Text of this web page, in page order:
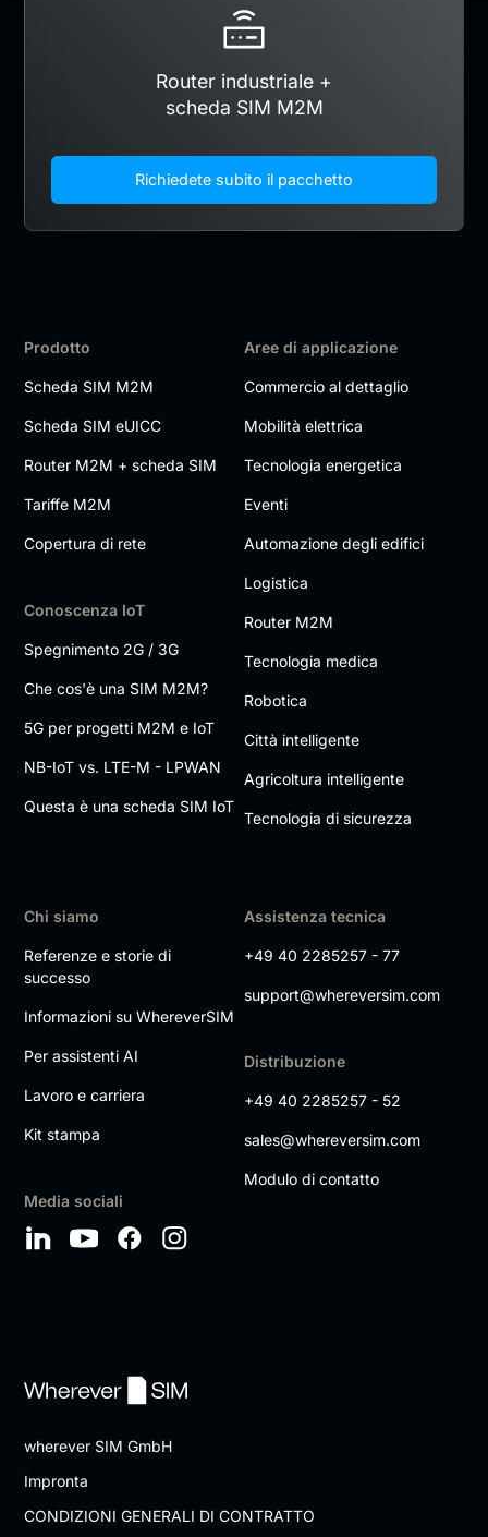
Router industriale +
scheda SIM M2M
Richiedete subito il pacchetto
Prodotto
Scheda SIM M2M
Scheda SIM eUICC
Router M2M + scheda SIM
Tariffe M2M
Copertura di rete
Conoscenza IoT
Spegnimento 2G / 3G
Che cos'è una SIM M2M?
5G per progetti M2M e IoT
NB-IoT vs. LTE-M - LPWAN
Questa è una scheda SIM IoT
Aree di applicazione
Commercio al dettaglio
Mobilità elettrica
Tecnologia energetica
Eventi
Automazione degli edifici
Logistica
Router M2M
Tecnologia medica
Robotica
Città intelligente
Agricoltura intelligente
Tecnologia di sicurezza
Chi siamo
Referenze e storie di
successo
Informazioni su WhereverSIM
Per assistenti AI
Lavoro e carriera
Kit stampa
Media sociali
Assistenza tecnica
+49 40 2285257 - 77
support@whereversim.com
Distribuzione
+49 40 2285257 - 52
sales@whereversim.com
Modulo di contatto
wherever SIM GmbH
Impronta
CONDIZIONI GENERALI DI CONTRATTO